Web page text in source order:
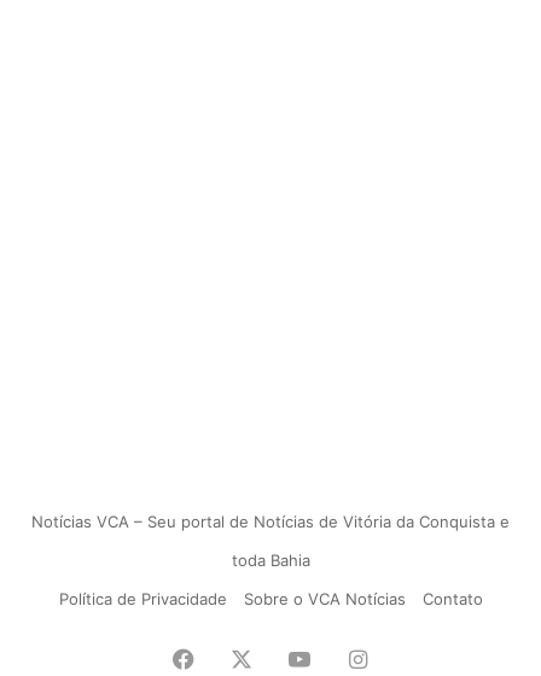
Notícias VCA – Seu portal de Notícias de Vitória da Conquista e
toda Bahia
Política de Privacidade
Sobre o VCA Notícias Contato
Facebook YouTubeInstagram